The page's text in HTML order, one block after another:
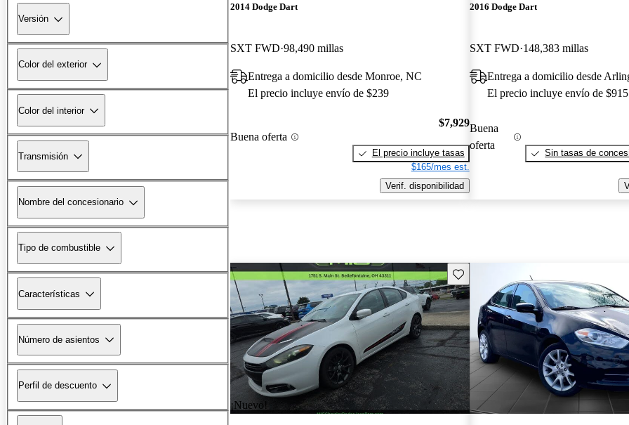
Versión
Color del exterior
Color del interior
Transmisión
Nombre del concesionario
Tipo de combustible
Características
Número de asientos
Perfil de descuento
2014 Dodge Dart
SXT FWD 98,490 millas
Entrega a domicilio desde Monroe, NC
El precio incluye envío de $239
Buena oferta
$7,929
El precio incluye tasas
$165/mes est.
Verif. disponibilidad
2016 Dodge Dart
SXT FWD 148,383 millas
Entrega a domicilio desde
El precio incluye envío de $915
Buena
oferta
Sin tasas de
¡Nuevo!
Guarda este Aviso